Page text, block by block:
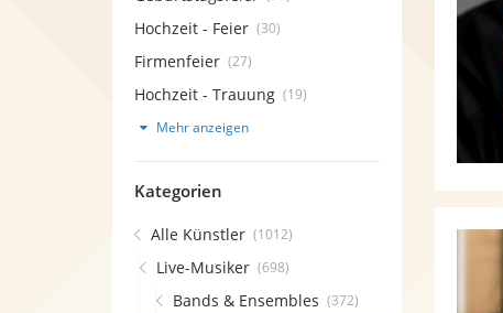
Hochzeit - Feier (30)
Firmenfeier (27)
Hochzeit - Trauung (19)
Mehr anzeigen
Kategorien
Alle Künstler (1012)
Live-Musiker (698)
Bands & Ensembles (372)